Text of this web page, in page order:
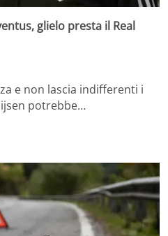
glielo presta il Real
e non lascia indifferenti i
potrebbe…